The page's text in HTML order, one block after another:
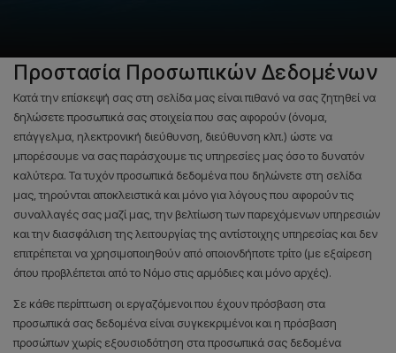
Προστασία Προσωπικών Δεδομένων
Κατά την επίσκεψή σας στη σελίδα μας είναι πιθανό να σας ζητηθεί να
δηλώσετε προσωπικά σας στοιχεία που σας αφορούν (όνομα,
επάγγελμα, ηλεκτρονική διεύθυνση, διεύθυνση κλπ.) ώστε να
μπορέσουμε να σας παράσχουμε τις υπηρεσίες μας όσο το δυνατόν
καλύτερα. Τα τυχόν προσωπικά δεδομένα που δηλώνετε στη σελίδα
μας, τηρούνται αποκλειστικά και μόνο για λόγους που αφορούν τις
συναλλαγές σας μαζί μας, την βελτίωση των παρεχόμενων υπηρεσιών
και την διασφάλιση της λειτουργίας της αντίστοιχης υπηρεσίας και δεν
επιτρέπεται να χρησιμοποιηθούν από οποιονδήποτε τρίτο (με εξαίρεση
όπου προβλέπεται από το Νόμο στις αρμόδιες και μόνο αρχές).
Σε κάθε περίπτωση οι εργαζόμενοι που έχουν πρόσβαση στα
προσωπικά σας δεδομένα είναι συγκεκριμένοι και η πρόσβαση
προσώπων χωρίς εξουσιοδότηση στα προσωπικά σας δεδομένα